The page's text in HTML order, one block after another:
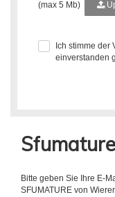
(max 5 Mb)
Ich stimme der
einverstanden
Bitte geben Sie Ihre E-
SFUMATURE von